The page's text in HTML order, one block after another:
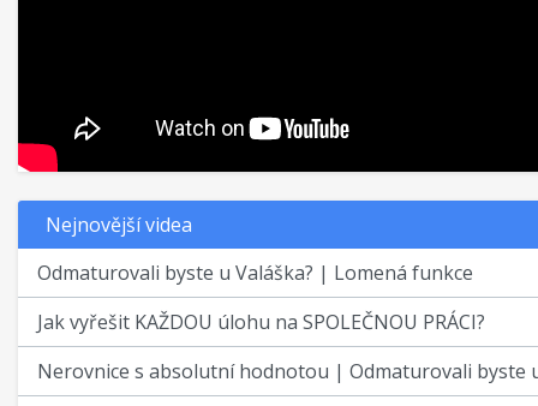
Nejnovější videa
Odmaturovali byste u Valáška? | Lomená funkce
Jak vyřešit KAŽDOU úlohu na SPOLEČNOU PRÁCI?
Nerovnice s absolutní hodnotou | Odmaturovali byste